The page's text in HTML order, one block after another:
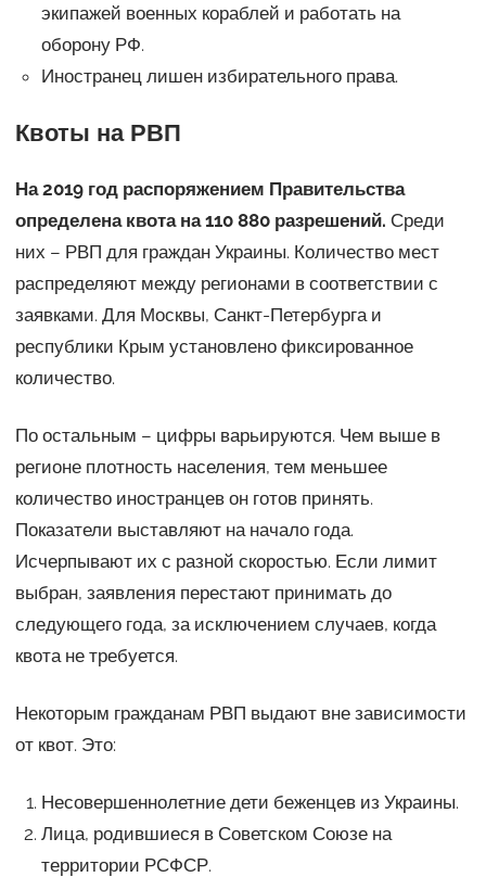
экипажей военных кораблей и работать на
оборону РФ.
Иностранец лишен избирательного права.
Квоты на РВП
На 2019 год распоряжением Правительства
определена квота на 110 880 разрешений. Среди
них – РВП для граждан Украины. Количество мест
распределяют между регионами в соответствии с
заявками. Для Москвы, Санкт-Петербурга и
республики Крым установлено фиксированное
количество.
По остальным – цифры варьируются. Чем выше в
регионе плотность населения, тем меньшее
количество иностранцев он готов принять.
Показатели выставляют на начало года.
Исчерпывают их с разной скоростью. Если лимит
выбран, заявления перестают принимать до
следующего года, за исключением случаев, когда
квота не требуется.
Некоторым гражданам РВП выдают вне зависимости
от квот. Это:
Несовершеннолетние дети беженцев из Украины.
Лица, родившиеся в Советском Союзе на
территории РСФСР.